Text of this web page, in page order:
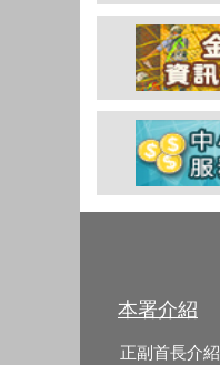
本署介紹
正副首長介紹